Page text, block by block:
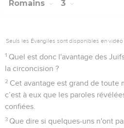
Romains 3
Seuls les Évangiles sont disponibles en vidéo
1 Quel est donc l'avantage des
la circoncision ?
2 Cet avantage est grand de toute
c’est à eux que les paroles
confiées.
3 Que dire si quelques-uns n'ont